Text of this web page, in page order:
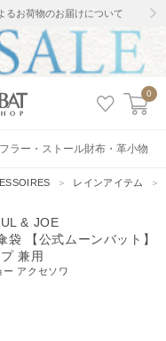
るお荷物のお届けについて
0
ラー・ストール財布・革小物
＞ レインアイテム ＞
& JOE
【公式ムーンバット】
兼用
ー アクセソワ